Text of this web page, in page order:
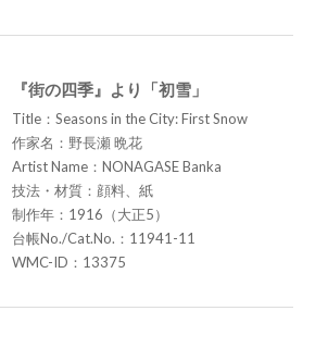
『街の四季』より「初雪」
Title：Seasons in the City: First Snow
作家名：野長瀬 晩花
Artist Name：NONAGASE Banka
技法・材質：顔料、紙
制作年：1916（大正5）
台帳No./Cat.No.：11941-11
WMC-ID：13375